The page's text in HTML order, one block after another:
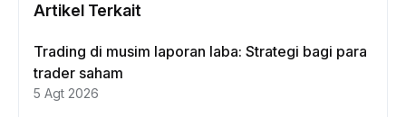
Artikel Terkait
Trading di musim laporan laba: Strategi bagi para
trader saham
5 Agt 2026